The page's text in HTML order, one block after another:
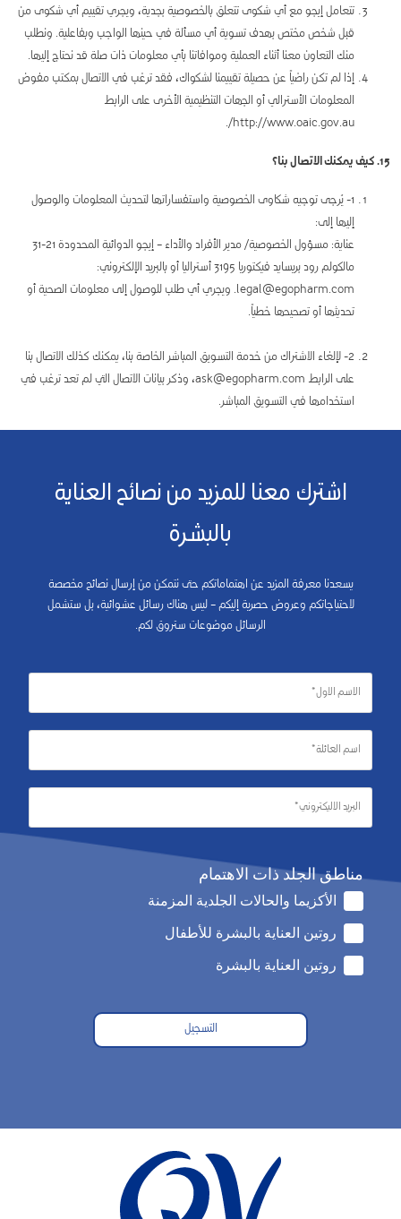
تتعامل إيجو مع أي شكوى تتعلق بالخصوصية بجدية، ويجري تقييم أي شكوى من
قبل شخص مختص بهدف تسوية أي مسألة في حينها الواجب وبفاعلية. ونطلب
منك التعاون معنا أثناء العملية وموافاتنا بأي معلومات ذات صلة قد نحتاج إليها.
إذا لم تكن راضياً عن حصيلة تقييمنا لشكواك، فقد ترغب في الاتصال بمكتب مفوض
المعلومات الأسترالي أو الجهات التنظيمية الأخرى على الرابط
http://www.oaic.gov.au/.
15. كيف يمكنك الاتصال بنا؟
1- يُرجى توجيه شكاوى الخصوصية واستفساراتها لتحديث المعلومات والوصول
إليها إلى:
عناية: مسؤول الخصوصية/ مدير الأفراد والأداء – إيجو الدوائية المحدودة 21-31
مالكولم رود بريسايد فيكتوريا 3195 أستراليا أو بالبريد الإلكتروني:
legal@egopharm.com. ويجري أي طلب للوصول إلى معلومات الصحية أو
تحديثها أو تصحيحها خطياً.
2- لإلغاء الاشتراك من خدمة التسويق المباشر الخاصة بنا، يمكنك كذلك الاتصال بنا
على الرابط ask@egopharm.com، وذكر بيانات الاتصال التي لم تعد ترغب في
استخدامها في التسويق المباشر.
اشترك معنا للمزيد من نصائح العناية
بالبشرة
يسعدنا معرفة المزيد عن اهتماماتكم حتى نتمكن من إرسال نصائح مخصصة
لاحتياجاتكم وعروض حصرية إليكم – ليس هناك رسائل عشوائية، بل ستشمل
الرسائل موضوعات ستروق لكم.
مناطق الجلد ذات الاهتمام
الأكزيما والحالات الجلدية المزمنة
روتين العناية بالبشرة للأطفال
روتين العناية بالبشرة
التسجيل